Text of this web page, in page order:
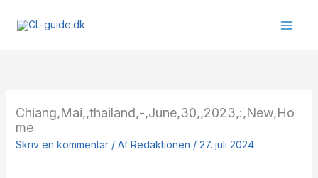
Chiang,Mai,,thailand,-,June,30,,2023,:,New,Ho
me
Skriv en kommentar / Af Redaktionen / 27. juli 2024